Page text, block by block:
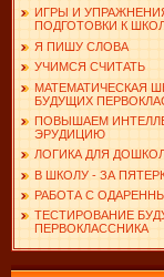
ИГРЫ И
ПОДГОТОВКИ К
Я ПИШУ СЛОВА
УЧИМСЯ СЧИТАТЬ
МАТЕМАТИЧЕСКАЯ
БУДУЩИХ
ПОВЫШАЕМ
ЭРУДИЦИЮ
ЛОГИКА ДЛЯ
В ШКОЛУ - ЗА
РАБОТА С
ТЕСТИРОВАНИЕ
ПЕРВОКЛАССНИКА